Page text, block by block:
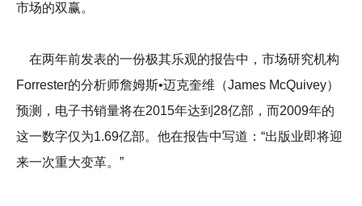
市场的双赢。
在两年前发表的一份极其乐观的报告中，市场研究机构
Forrester的分析师詹姆斯•迈克奎维（James McQuivey）
预测，电子书销量将在2015年达到28亿部，而2009年的
这一数字仅为1.69亿部。他在报告中写道：“出版业即将迎
来一次重大变革。”